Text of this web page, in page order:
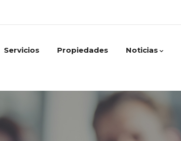
Servicios Propiedades Noticias